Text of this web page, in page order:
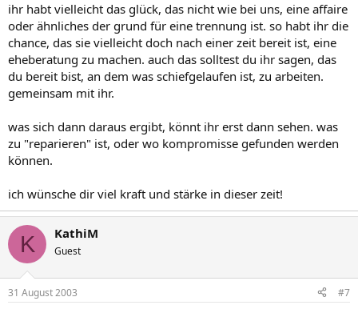
ihr habt vielleicht das glück, das nicht wie bei uns, eine affaire
oder ähnliches der grund für eine trennung ist. so habt ihr die
chance, das sie vielleicht doch nach einer zeit bereit ist, eine
eheberatung zu machen. auch das solltest du ihr sagen, das
du bereit bist, an dem was schiefgelaufen ist, zu arbeiten.
gemeinsam mit ihr.
was sich dann daraus ergibt, könnt ihr erst dann sehen. was
zu "reparieren" ist, oder wo kompromisse gefunden werden
können.
ich wünsche dir viel kraft und stärke in dieser zeit!
K KathiM
Guest
31 August 2003 #7